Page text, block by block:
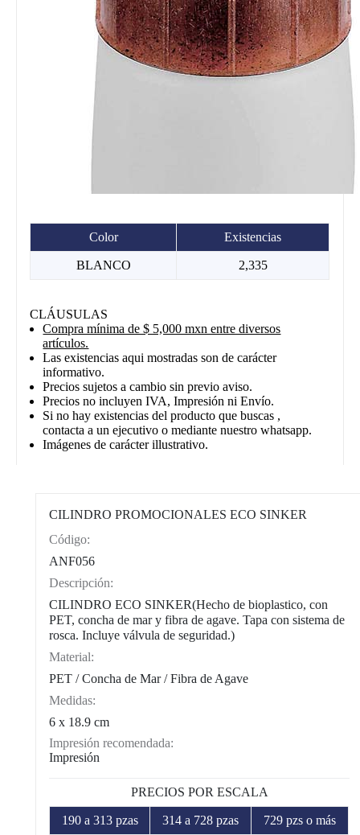
Color Existencias
BLANCO 2,335
CLÁUSULAS
Compra mínima de $ 5,000 mxn entre diversos
artículos.
Las existencias aqui mostradas son de carácter
informativo.
Precios sujetos a cambio sin previo aviso.
Precios no incluyen IVA, Impresión ni Envío.
Si no hay existencias del producto que buscas ,
contacta a un ejecutivo o mediante nuestro whatsapp.
Imágenes de carácter illustrativo.
CILINDRO PROMOCIONALES ECO SINKER
Código:
ANF056
Descripción:
CILINDRO ECO SINKER(Hecho de bioplastico, con
PET, concha de mar y fibra de agave. Tapa con sistema de
rosca. Incluye válvula de seguridad.)
Material:
PET / Concha de Mar / Fibra de Agave
Medidas:
6 x 18.9 cm
Impresión recomendada:
Impresión
PRECIOS POR ESCALA
190 a 313 pzas 314 a 728 pzas 729 pzs o más